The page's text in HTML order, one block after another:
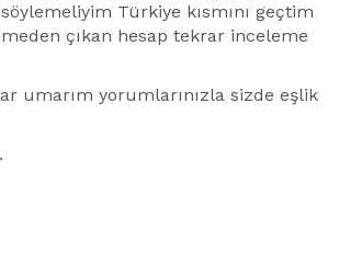
Türkiye kısmını geçtim
çıkan hesap tekrar inceleme
umarım yorumlarınızla sizde eşlik